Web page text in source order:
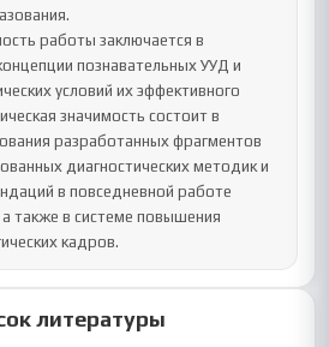
работы заключается в
познавательных УУД и
условий их эффективного
значимость состоит в
разработанных фрагментов
диагностических методик и
в повседневной работе
также в системе повышения
кадров.
литературы